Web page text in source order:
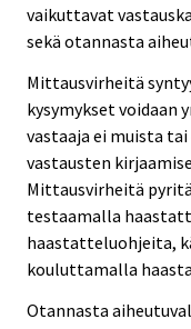
vaikuttavat
sekä otannasta
Mittausvirheitä
kysymykset voidaan
vastaaja ei muista
vastausten
Mittausvirheitä
testaamalla
haastatteluohjeita,
kouluttamalla
Otannasta